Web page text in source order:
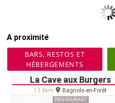
A proximité
BARS, RESTOS ET
HÉBERGEMENTS
La Cave aux Burgers
13.8km Bagnols-en-Forêt
RESTAURANT